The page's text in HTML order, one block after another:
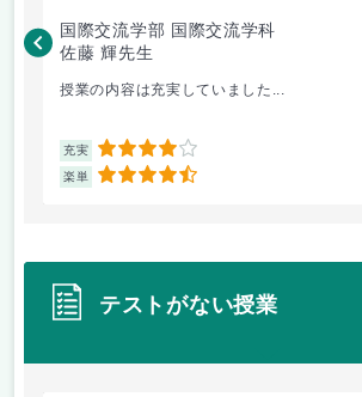
国際交流学部 国際交流学科
佐藤 輝先生
授業の内容は充実していました...
充実 4
楽単 4.5
テストがない授業